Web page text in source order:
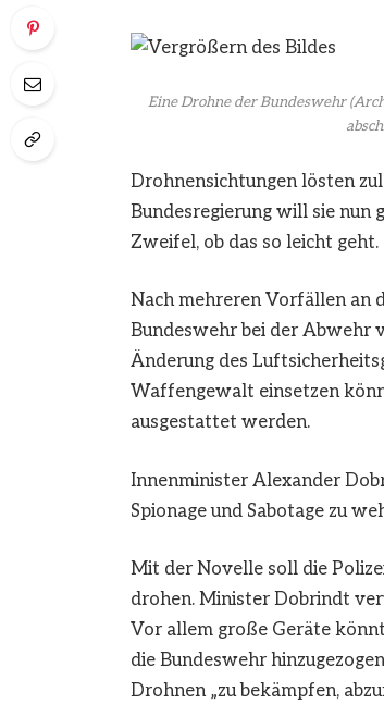
Eine Drohne der Bundeswehr
Drohnensichtungen lösten
Bundesregierung will sie nun
Zweifel, ob das so leicht geht.
Nach mehreren Vorfällen an
Bundeswehr bei der Abwehr
Änderung des
Waffengewalt einsetzen
ausgestattet werden.
Innenminister Alexander
Spionage und Sabotage zu
Mit der Novelle soll die
drohen. Minister Dobrindt
Vor allem große Geräte
die Bundeswehr
Drohnen „zu bekämpfen,